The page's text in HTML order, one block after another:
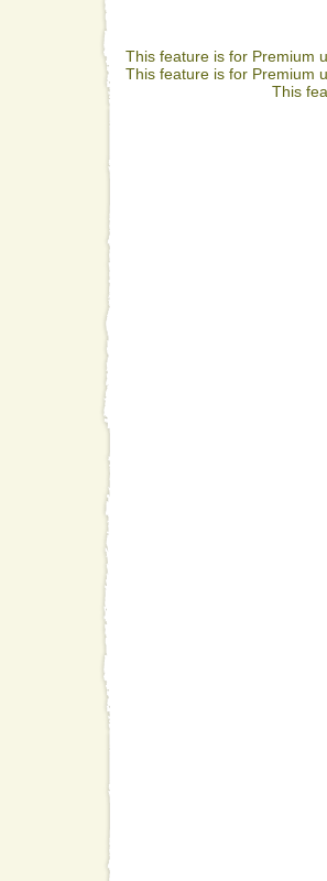
This feature is for Premium
This feature is for Premium
This